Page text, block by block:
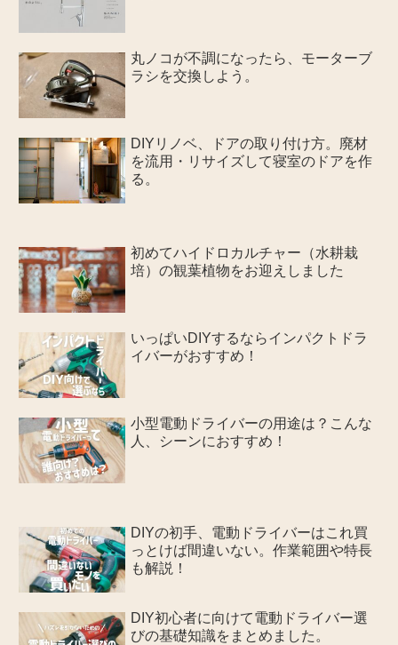
丸ノコが不調になったら、モーターブ
ラシを交換しよう。
DIYリノベ、ドアの取り付け方。廃材
を流用・リサイズして寝室のドアを作
る。
初めてハイドロカルチャー（水耕栽
培）の観葉植物をお迎えしました
いっぱいDIYするならインパクトドラ
イバーがおすすめ！
小型電動ドライバーの用途は？こんな
人、シーンにおすすめ！
DIYの初手、電動ドライバーはこれ買
っとけば間違いない。作業範囲や特長
も解説！
DIY初心者に向けて電動ドライバー選
びの基礎知識をまとめました。